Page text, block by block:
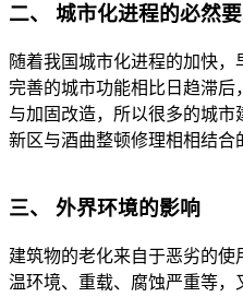
二、 城市化进程的必然
随着我国城市化进程的加快
完善的城市功能相比日趋滞
与加固改造，所以很多的城
新区与酒曲整顿修理相相结合
三、 外界环境的影响
建筑物的老化来自于恶劣的
温环境、重载、腐蚀严重等